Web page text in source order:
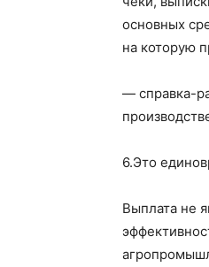
основных
на которую
— справка-
6.Это
Выплата не